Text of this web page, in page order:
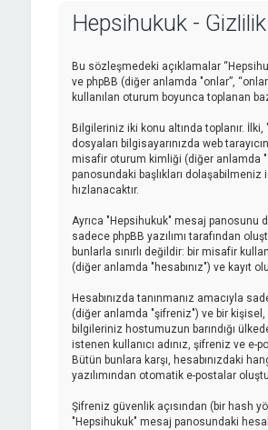
Hepsihukuk -
Bu sözleşmedeki açıklamalar
ve phpBB (diğer anlamda "onlar”,
kullanılan oturum boyunca toplanan
Bilgileriniz iki konu altında toplanır.
dosyaları bilgisayarınızda web
misafir oturum kimliği (diğer anlamda
panosundaki başlıkları dolaşabilmeniz
hızlanacaktır.
Ayrıca "Hepsihukuk" mesaj panosunu
sadece phpBB yazılımı tarafından
bunlarla sınırlı değildir: bir misafir
(diğer anlamda "hesabınız") ve kayıt
Hesabınızda tanınmanız amacıyla
(diğer anlamda "şifreniz") ve bir
bilgileriniz hostumuzun barındığı
istenen kullanıcı adınız, şifreniz ve e-
Bütün bunlara karşı, hesabınızdaki
yazılımından otomatik e-postalar
Şifreniz güvenlik açısından (bir hash
"Hepsihukuk" mesaj panosundaki